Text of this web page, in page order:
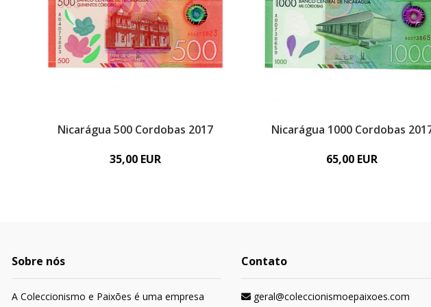
Nicarágua 500 Cordobas 2017
35,00 EUR
Nicarágua 1000 Cordobas
65,00 EUR
Sobre nós
A Coleccionismo e Paixões é uma empresa
Contato
geral@coleccionismoepaixoes.com